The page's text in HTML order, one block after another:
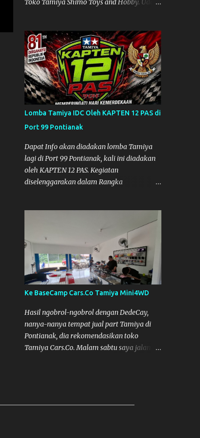
Toko Tamiya Shimo Toys and Hobby. Udah
pengen tahu tempatnya. Datang dari
Mempawah kesini jam 12 lewat kalau ndak
salah., tokonya belum buka. kata ibu2
pemilik, bukanya di jam 1. Saya pulang dulu
ke rumah ortu di Sepakat, untuk istirahat.
So malamnya sebelum pulang ke
Mempawah saya sempatkan lagi kesini.
Saya belanja beberapa part disini. Untuk
Lokasi Tempat:
Lomba Tamiya IDC Oleh KAPTEN 12 PAS di
Port 99 Pontianak
Dapat Info akan diadakan lomba Tamiya
lagi di Port 99 Pontianak, kali ini diadakan
oleh KAPTEN 12 PAS. Kegiatan
diselenggarakan dalam Rangka
Semoga Muzkha dan Saya dapat
menghadiri Kegiatan tersebut. Amiin.
Ke BaseCamp Cars.Co Tamiya Mini4WD
Hasil ngobrol-ngobrol dengan DedeCay,
nanya-nanya tempat jual part Tamiya di
Pontianak, dia rekomendasikan toko
Tamiya Cars.Co. Malam sabtu saya jalan